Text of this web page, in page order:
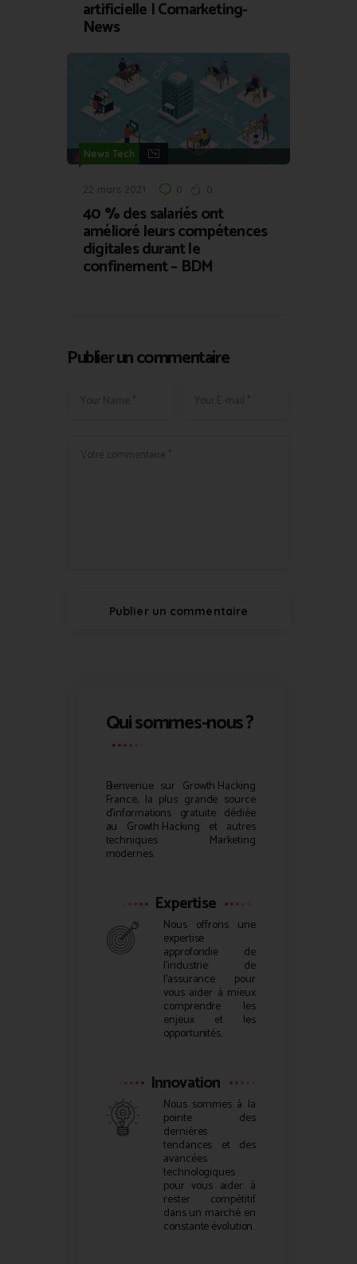
artificielle | Comarketing-
News
News Tech
22 mars 2021 0 0
40 % des salariés ont
amélioré leurs compétences
digitales durant le
confinement – BDM
Publier un commentaire
Qui sommes-nous ?
Bienvenue sur Growth Hacking
France, la plus grande source
d’informations gratuite dédiée
au Growth Hacking et autres
techniques Marketing
modernes.
Expertise
Nous offrons une
expertise
approfondie de
l’industrie de
l’assurance pour
vous aider à mieux
comprendre les
enjeux et les
opportunités.
Innovation
Nous sommes à la
pointe des
dernières
tendances et des
avancées
technologiques
pour vous aider à
rester compétitif
dans un marché en
constante évolution.